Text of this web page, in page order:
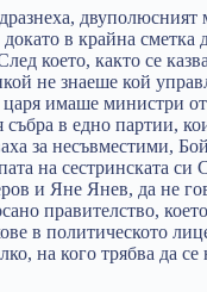
двуполюсният
в крайна сметка
което, както се
не знаеше кой
царя имаше министри
събра в едно партии,
за несъвместими,
на сестринската си
и Яне Янев, да не
правителство,
в политическото
на кого трябва да се